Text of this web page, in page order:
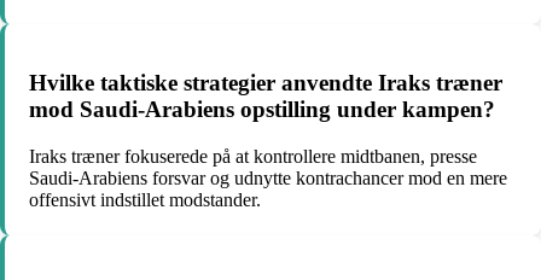
Hvilke taktiske strategier anvendte Iraks træner
mod Saudi-Arabiens opstilling under kampen?
Iraks træner fokuserede på at kontrollere midtbanen, presse
Saudi-Arabiens forsvar og udnytte kontrachancer mod en mere
offensivt indstillet modstander.